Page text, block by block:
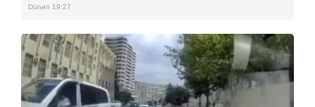
Dünən 19:27